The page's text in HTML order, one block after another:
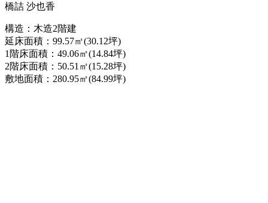
橋詰 沙也香
構造：木造2階建
延床面積：99.57㎡(30.12坪)
1階床面積：49.06㎡(14.84坪)
2階床面積：50.51㎡(15.28坪)
敷地面積：280.95㎡(84.99坪)